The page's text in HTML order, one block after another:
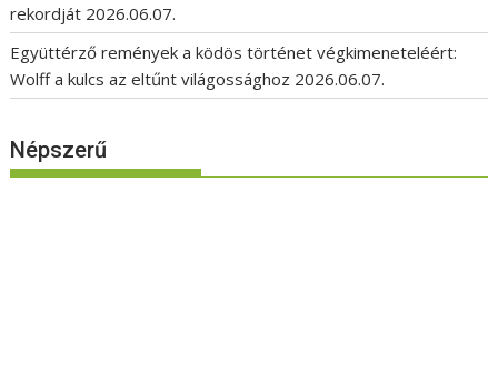
rekordját 2026.06.07.
Együttérző remények a ködös történet végkimeneteléért:
Wolff a kulcs az eltűnt világossághoz 2026.06.07.
Népszerű